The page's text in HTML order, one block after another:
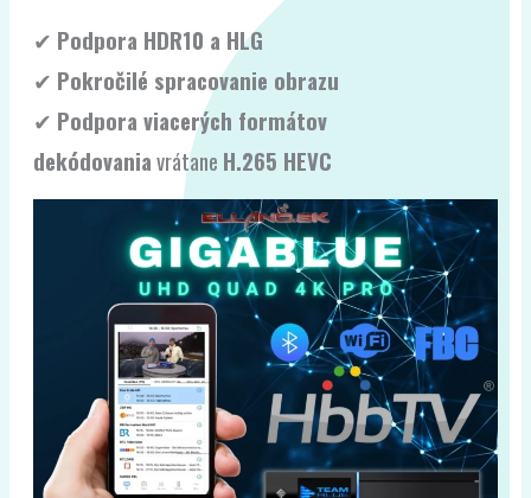
✔ Podpora HDR10 a HLG
✔ Pokročilé spracovanie obrazu
✔ Podpora viacerých formátov
dekódovaniavrátane H.265 HEVC